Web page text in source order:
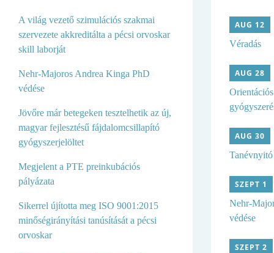
A világ vezető szimulációs szakmai
szervezete akkreditálta a pécsi orvoskar
skill laborját
Nehr-Majoros Andrea Kinga PhD
védése
Jövőre már betegeken tesztelhetik az új,
magyar fejlesztésű fájdalomcsillapító
gyógyszerjelöltet
Megjelent a PTE preinkubációs
pályázata
Sikerrel újította meg ISO 9001:2015
minőségirányítási tanúsítását a pécsi
orvoskar
AUG 12
Véradás
AUG 28
AUG 30
SZEPT 1
Nehr-
védése
SZEPT 2